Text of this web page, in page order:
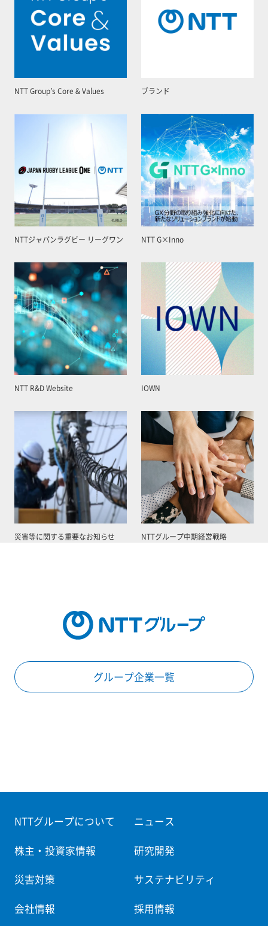
NTT Group’s Core & Values ブランド
NTTジャパンラグビー リーグワン NTT G×Inno
NTT R&D Website IOWN
災害等に関する重要なお知らせ NTTグループ中期経営戦略
グループ企業一覧
NTTグループについて ニュース
株主・投資家情報 研究開発
災害対策 サステナビリティ
会社情報 採用情報